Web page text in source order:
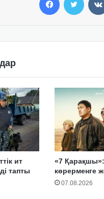
ит
тапты
«7
көрерменге
07.08.2026